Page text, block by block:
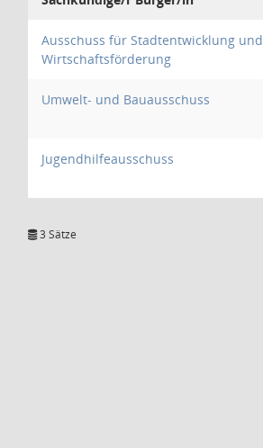
Ausschuss für Stadtentwicklung und
Wirtschaftsförderung
Umwelt- und Bauausschuss
Jugendhilfeausschuss
3 Sätze